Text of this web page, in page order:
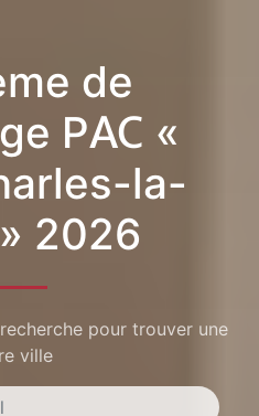
de
PAC «
la-
2026
pour trouver une
ville